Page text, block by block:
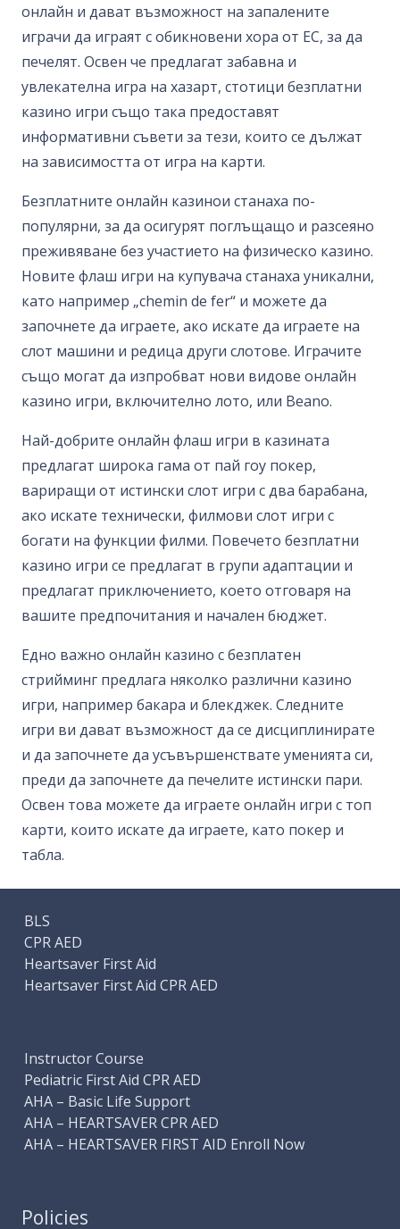
онлайн и дават възможност на запалените
играчи да играят с обикновени хора от ЕС, за да
печелят. Освен че предлагат забавна и
увлекателна игра на хазарт, стотици безплатни
казино игри също така предоставят
информативни съвети за тези, които се дължат
на зависимостта от игра на карти.
Безплатните онлайн казинои станаха по-
популярни, за да осигурят поглъщащо и разсеяно
преживяване без участието на физическо казино.
Новите флаш игри на купувача станаха уникални,
като например „chemin de fer“ и можете да
започнете да играете, ако искате да играете на
слот машини и редица други слотове. Играчите
също могат да изпробват нови видове онлайн
казино игри, включително лото, или Beano.
Най-добрите онлайн флаш игри в казината
предлагат широка гама от пай гоу покер,
вариращи от истински слот игри с два барабана,
ако искате технически, филмови слот игри с
богати на функции филми. Повечето безплатни
казино игри се предлагат в групи адаптации и
предлагат приключението, което отговаря на
вашите предпочитания и начален бюджет.
Едно важно онлайн казино с безплатен
стрийминг предлага няколко различни казино
игри, например бакара и блекджек. Следните
игри ви дават възможност да се дисциплинирате
и да започнете да усъвършенствате уменията си,
преди да започнете да печелите истински пари.
Освен това можете да играете онлайн игри с топ
карти, които искате да играете, като покер и
табла.
BLS
CPR AED
Heartsaver First Aid
Heartsaver First Aid CPR AED
Instructor Course
Pediatric First Aid CPR AED
AHA – Basic Life Support
AHA – HEARTSAVER CPR AED
AHA – HEARTSAVER FIRST AID Enroll Now
Policies